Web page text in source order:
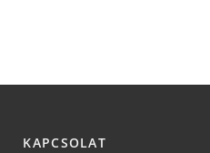
KAPCSOLAT